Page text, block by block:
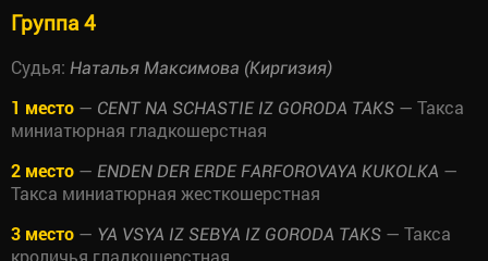
Группа 4
Судья: Наталья Максимова (Киргизия)
1 место — CENT NA SCHASTIE IZ GORODA TAKS — Такса
миниатюрная гладкошерстная
2 место — ENDEN DER ERDE FARFOROVAYA KUKOLKA —
Такса миниатюрная жесткошерстная
3 место — YA VSYA IZ SEBYA IZ GORODA TAKS — Такса